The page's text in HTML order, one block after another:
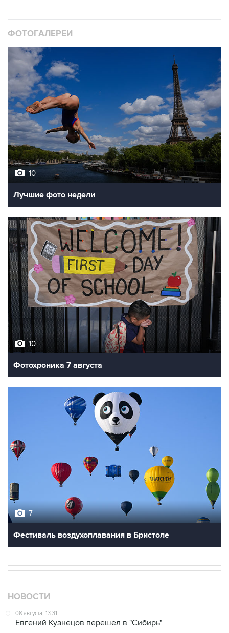
ФОТОГАЛЕРЕИ
10
Лучшие фото недели
10
Фотохроника 7 августа
7
Фестиваль воздухоплавания в Бристоле
НОВОСТИ
08 августа, 13:31
Евгений Кузнецов перешел в "Сибирь"